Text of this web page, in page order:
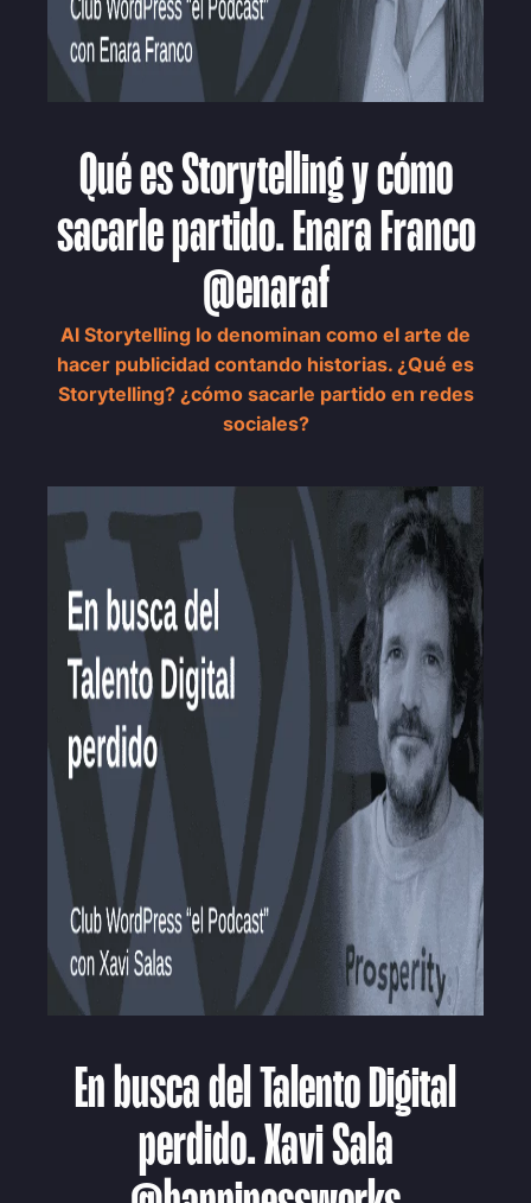
Qué es Storytelling y cómo
sacarle partido. Enara Franco
@enaraf
Al Storytelling lo denominan como el arte de
hacer publicidad contando historias. ¿Qué es
Storytelling? ¿cómo sacarle partido en redes
sociales?
En busca del Talento Digital
perdido. Xavi Sala